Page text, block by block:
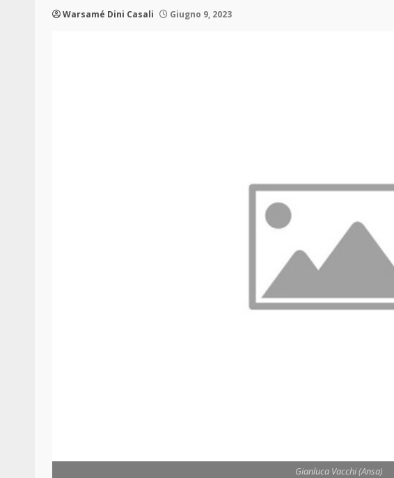
Warsamé Dini Casali Giugno 9, 2023
Gianluca Vacchi (Ansa)